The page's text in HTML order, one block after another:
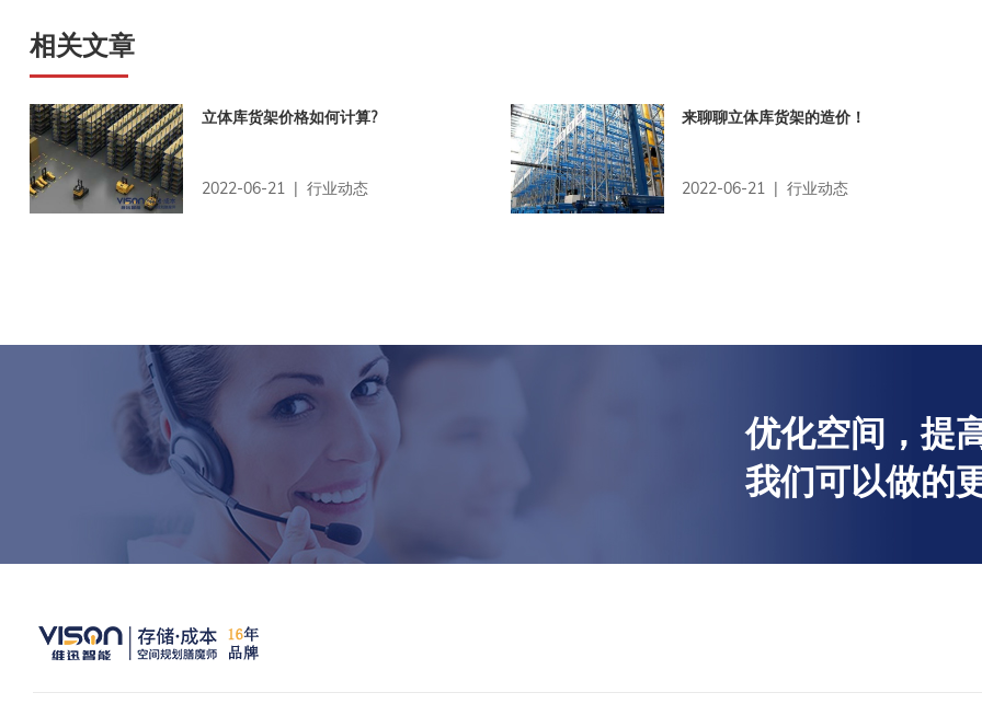
相关文章
立体库货架价格如何计算?
2022-06-21 | 行业动态
来聊聊立体库货架的造价！
2022-06-21 | 行业动态
优化空间，提
我们可以做的